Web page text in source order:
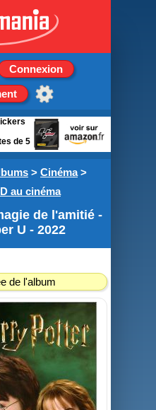
Connexion
> Cinéma>
au cinéma
de l'amitié -
U - 2022
de l'album
de 5